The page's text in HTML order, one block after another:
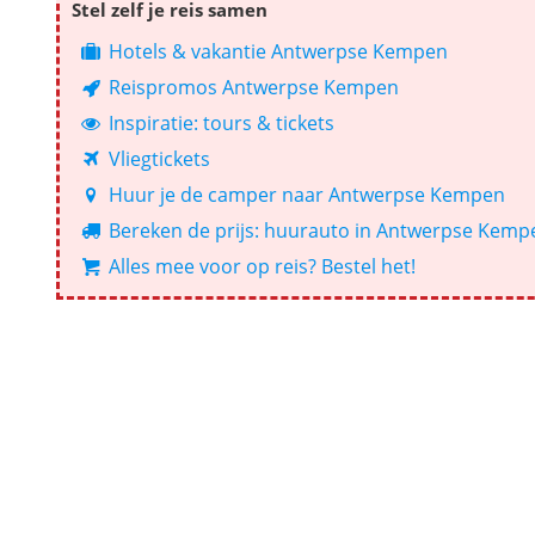
Stel zelf je reis samen
Hotels & vakantie Antwerpse Kempen
Reispromos Antwerpse Kempen
Inspiratie: tours & tickets
Vliegtickets
Huur je de camper naar Antwerpse Kempen
Bereken de prijs: huurauto in Antwerpse
Alles mee voor op reis? Bestel het!